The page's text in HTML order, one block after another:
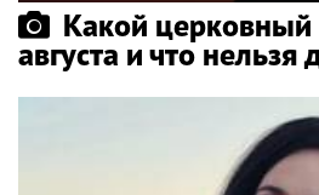
Какой церковный
августа и что нельзя